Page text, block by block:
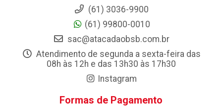
(61) 3036-9900
(61) 99800-0010
sac@atacadaobsb.com.br
Atendimento de segunda a sexta-feira das
08h às 12h e das 13h30 às 17h30
Instagram
Formas de Pagamento